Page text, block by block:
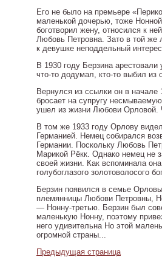
Его не было на премьере
маленькой дочерью, тоже
боготворил жену, относился к
Любовь Петровна. Зато в той же
к девушке неподдельный
В 1930 году Берзина
что-то додумал, кто-то выбил из
Вернулся из ссылки он в
бросает на супругу
ушел из жизни Любови
В том же 1933 году Орлову
Германией. Немец собирался
Германии. Поскольку Любовь
Марикой Рёкк. Однако немец не
своей жизни. Как вспоминала
голубоглазого золотоволосого
Берзин появился в семье
племянницы Любови Петровны,
— Нонну-третью. Берзин был
маленькую Нонну, поэтому
него удивительна Но этой
огромной страны...
Предыдущая страница